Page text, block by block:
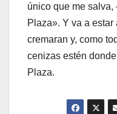
único que me
Plaza». Y va a
cremaran y, como
cenizas estén
Plaza.